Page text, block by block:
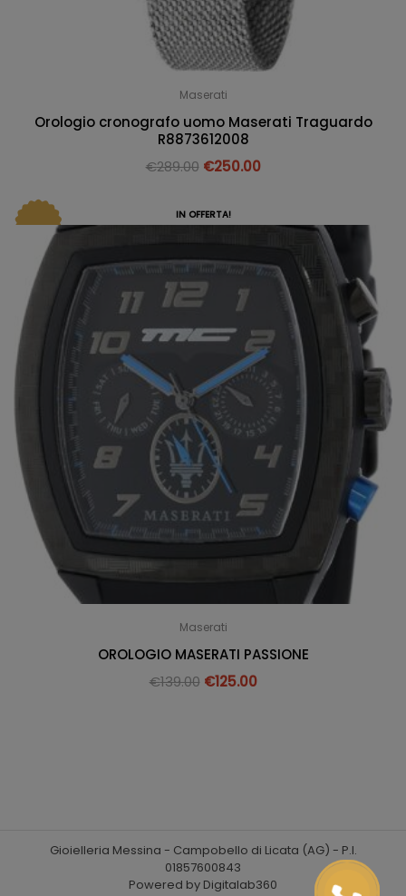
Maserati
Orologio cronografo uomo Maserati Traguardo
R8873612008
€289.00 €250.00
IN OFFERTA!
Maserati
OROLOGIO MASERATI PASSIONE
€139.00 €125.00
Gioielleria Messina - Campobello di Licata (AG) - P.I.
01857600843
Powered by Digitalab360